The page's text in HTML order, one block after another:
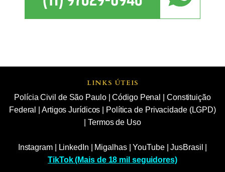
LINKS ÚTEIS
Polícia Civil de São Paulo|Código Penal
Constituição
Federal
Artigos Jurídicos
Política de Privacidade (LGPD)
|Termos de Uso
Instagram| LinkedIn Migalhas|YouTube|JusBrasil
TikTok (Mais de 18 mil seguidores)